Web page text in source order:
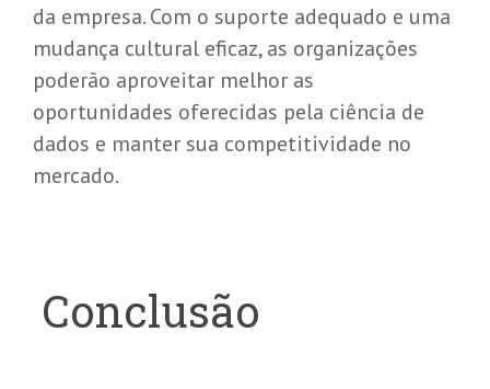
da empresa. Com o suporte adequado e uma
mudança cultural eficaz, as organizações
poderão aproveitar melhor as
oportunidades oferecidas pela ciência de
dados e manter sua competitividade no
mercado.
Conclusão